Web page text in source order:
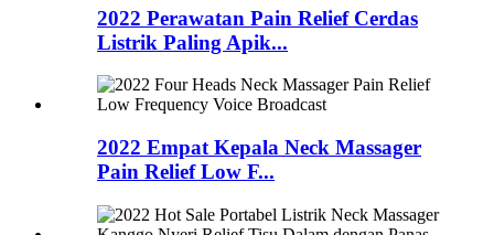
2022 Perawatan Pain Relief Cerdas
Listrik Paling Apik...
2022 Empat Kepala Neck Massager
Pain Relief Low F...